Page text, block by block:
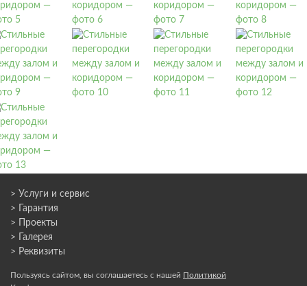
> Услуги и сервис
> Гарантия
> Проекты
> Галерея
> Реквизиты
Пользуясь сайтом, вы соглашаетесь с нашей Политикой